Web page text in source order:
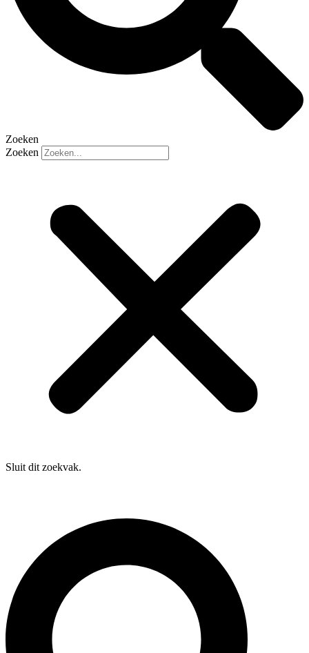
Zoeken
Zoeken
Sluit dit zoekvak.